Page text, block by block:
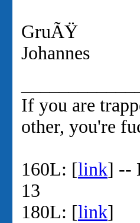
GruÃŸ
Johannes
If you are
other, you're
160L: [link] --
13
180L: [link]